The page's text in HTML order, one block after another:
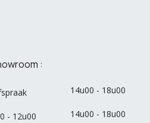
:
- 12u00
14u00 - 18u00
14u00 - 18u00